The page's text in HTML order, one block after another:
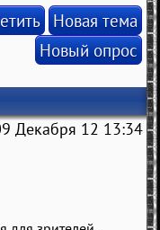
Новая тема
Новый опрос
Декабря 12 13:34